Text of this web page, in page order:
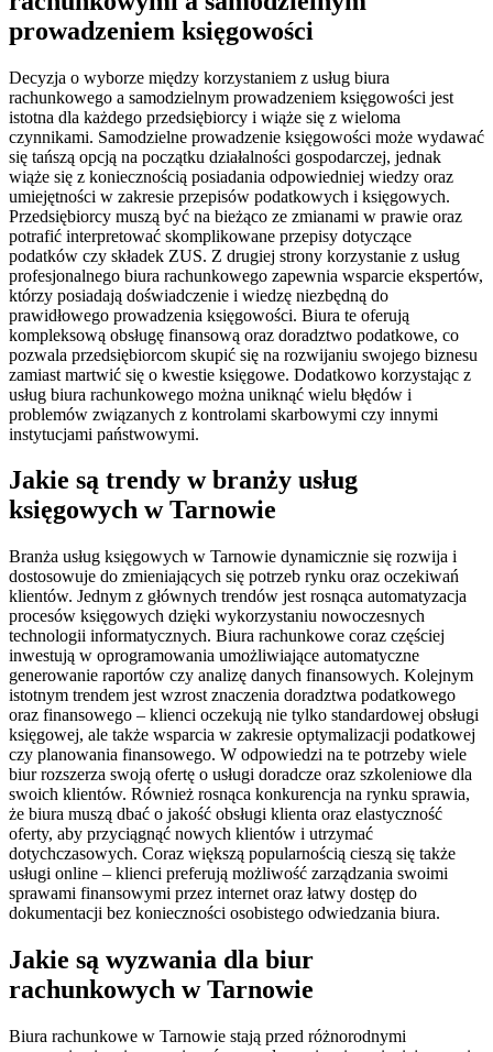
prowadzeniem księgowości
Decyzja o wyborze między korzystaniem z usług biura
rachunkowego a samodzielnym prowadzeniem księgowości jest
istotna dla każdego przedsiębiorcy i wiąże się z wieloma
czynnikami. Samodzielne prowadzenie księgowości może wydawać
się tańszą opcją na początku działalności gospodarczej, jednak
wiąże się z koniecznością posiadania odpowiedniej wiedzy oraz
umiejętności w zakresie przepisów podatkowych i księgowych.
Przedsiębiorcy muszą być na bieżąco ze zmianami w prawie oraz
potrafić interpretować skomplikowane przepisy dotyczące
podatków czy składek ZUS. Z drugiej strony korzystanie z usług
profesjonalnego biura rachunkowego zapewnia wsparcie ekspertów,
którzy posiadają doświadczenie i wiedzę niezbędną do
prawidłowego prowadzenia księgowości. Biura te oferują
kompleksową obsługę finansową oraz doradztwo podatkowe, co
pozwala przedsiębiorcom skupić się na rozwijaniu swojego biznesu
zamiast martwić się o kwestie księgowe. Dodatkowo korzystając z
usług biura rachunkowego można uniknąć wielu błędów i
problemów związanych z kontrolami skarbowymi czy innymi
instytucjami państwowymi.
Jakie są trendy w branży usług
księgowych w Tarnowie
Branża usług księgowych w Tarnowie dynamicznie się rozwija i
dostosowuje do zmieniających się potrzeb rynku oraz oczekiwań
klientów. Jednym z głównych trendów jest rosnąca automatyzacja
procesów księgowych dzięki wykorzystaniu nowoczesnych
technologii informatycznych. Biura rachunkowe coraz częściej
inwestują w oprogramowania umożliwiające automatyczne
generowanie raportów czy analizę danych finansowych. Kolejnym
istotnym trendem jest wzrost znaczenia doradztwa podatkowego
oraz finansowego – klienci oczekują nie tylko standardowej obsługi
księgowej, ale także wsparcia w zakresie optymalizacji podatkowej
czy planowania finansowego. W odpowiedzi na te potrzeby wiele
biur rozszerza swoją ofertę o usługi doradcze oraz szkoleniowe dla
swoich klientów. Również rosnąca konkurencja na rynku sprawia,
że biura muszą dbać o jakość obsługi klienta oraz elastyczność
oferty, aby przyciągnąć nowych klientów i utrzymać
dotychczasowych. Coraz większą popularnością cieszą się także
usługi online – klienci preferują możliwość zarządzania swoimi
sprawami finansowymi przez internet oraz łatwy dostęp do
dokumentacji bez konieczności osobistego odwiedzania biura.
Jakie są wyzwania dla biur
rachunkowych w Tarnowie
Biura rachunkowe w Tarnowie stają przed różnorodnymi